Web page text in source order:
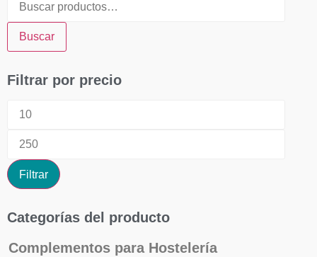
Buscar
Filtrar por precio
Filtrar
Categorías del producto
Complementos para Hostelería